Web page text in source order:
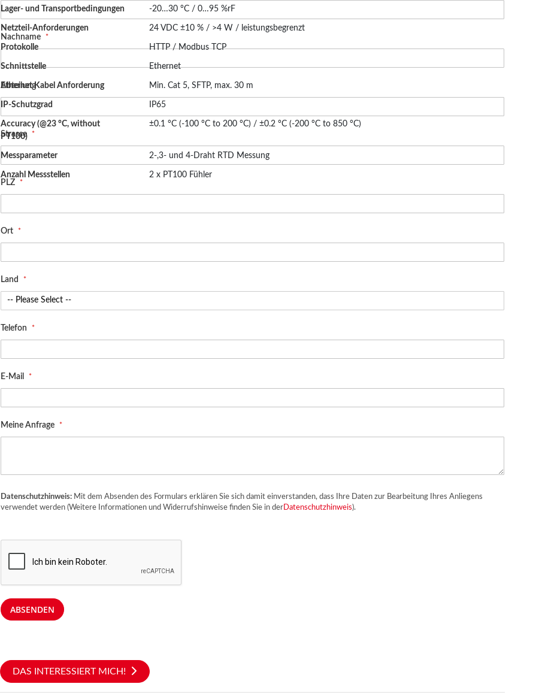
Klimaschrank
Pharmaindustrie
Reinräume
Lager- und Transportbedingungen -20…30 °C / 0…95 %rF
Netzteil-Anforderungen 24 VDC ±10 % / >4 W / leistungsbegrenzt
Protokolle HTTP / Modbus TCP
Schnittstelle Ethernet
Ethernet Kabel Anforderung Min. Cat 5, SFTP, max. 30 m
IP-Schutzgrad IP65
Accuracy (@23 °C, without
PT100)
±0.1 °C (-100 °C to 200 °C) / ±0.2 °C (-200 °C to 850 °C)
Messparameter 2-,3- und 4-Draht RTD Messung
Anzahl Messstellen 2 x PT100 Fühler
2025-07-18 07:36:13
RMG-LOG-T30 Fiche technique
Size: (175.41 KB)
2025-07-18 07:36:13
RMS-LOG-T30-L CE DeclarationSize: (138.11 KB)
RMS-LOG-T30-L Firmware and Release Notes V1.2Size: (276.34 KB)
Nachname
Abteilung
Strasse
PLZ
Ort
Land
Telefon
E-Mail
Meine Anfrage
Datenschutzhinweis:Mit dem Absenden des Formulars erklären Sie sich damit einverstanden, dass Ihre Daten zur Bearbeitung Ihres Anliegens
verwendet werden (Weitere Informationen und Widerrufshinweise finden Sie in derDatenschutzhinweis).
ABSENDEN
DAS INTERESSIERT MICH!